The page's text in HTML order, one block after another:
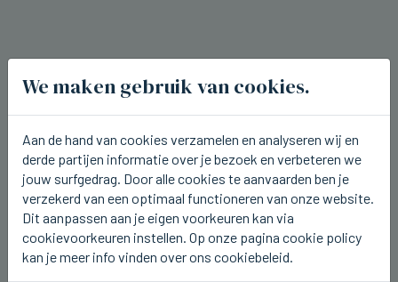
We maken gebruik van cookies.
Aan de hand van cookies verzamelen en analyseren wij en
derde partijen informatie over je bezoek en verbeteren we
jouw surfgedrag. Door alle cookies te aanvaarden ben je
verzekerd van een optimaal functioneren van onze website.
Dit aanpassen aan je eigen voorkeuren kan via
cookievoorkeuren instellen. Op onze pagina cookie policy
kan je meer info vinden over ons cookiebeleid.